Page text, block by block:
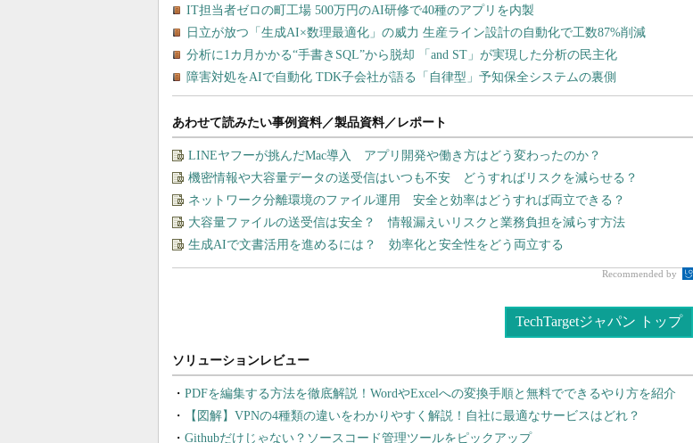
あわせて読みたい事例資料／製品資料／レポート
LINEヤフーが挑んだMac導入 アプリ開発や働き方はどう変わったのか？
機密情報や大容量データの送受信はいつも不安 どうすればリスクを減らせる？
ネットワーク分離環境のファイル運用 安全と効率はどうすれば両立できる？
大容量ファイルの送受信は安全？ 情報漏えいリスクと業務負担を減らす方法
生成AIで文書活用を進めるには？ 効率化と安全性をどう両立する
Recommended by
TechTargetジャパン トップ
PDFを編集する方法を徹底解説！WordやExcelへの変換手順と無料でできるやり方を紹介
【図解】VPNの4種類の違いをわかりやすく解説！自社に最適なサービスはどれ？
Githubだけじゃない？ソースコード管理ツールをピックアップ